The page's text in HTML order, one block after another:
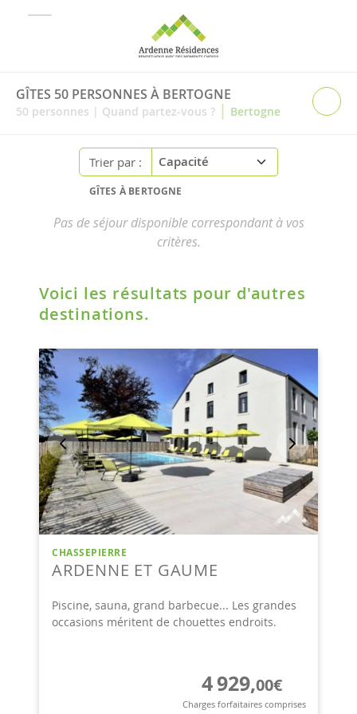
GÎTES 50 PERSONNES À BERTOGNE
50 personnes | Quand partez-vous ? | Bertogne
Trier par :
GÎTES À BERTOGNE
Pas de séjour disponible correspondant à vos
critères.
Voici les résultats pour d'autres
destinations.